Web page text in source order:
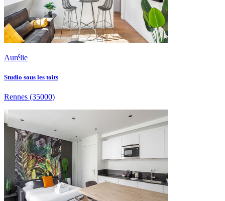
Aurélie
Studio sous les toits
Rennes (35000)